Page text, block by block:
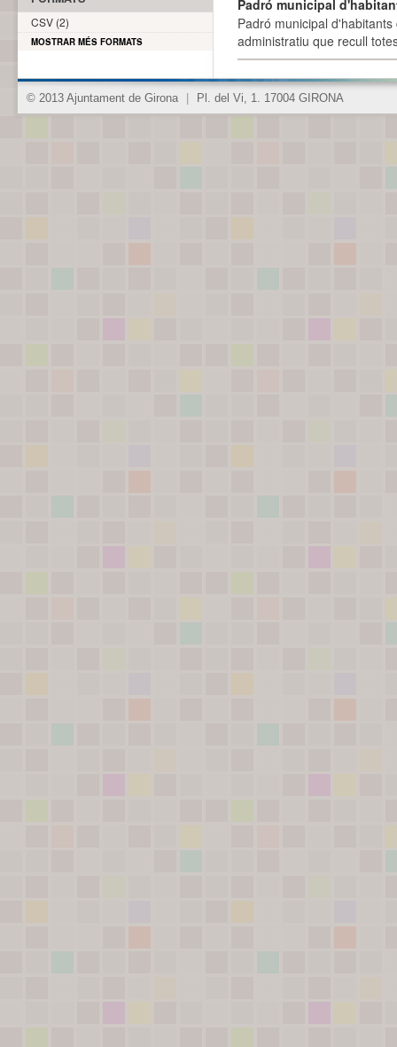
Padró municipal
Padró municipal
administratiu que recull
CSV (2)
MOSTRAR MÉS FORMATS
© 2013 Ajuntament de Girona Pl. del Vi, 1. 17004 GIRONA